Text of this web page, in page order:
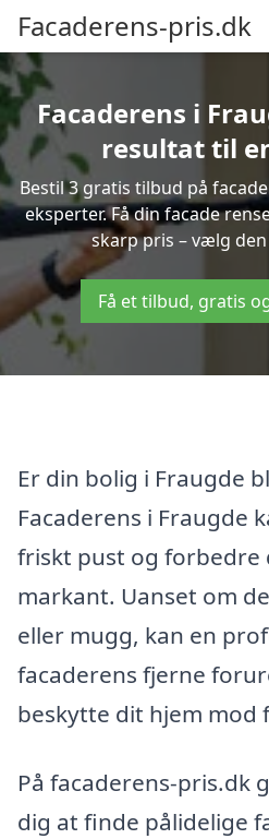
Facaderens-pris.dk
Facaderens i
resultat til
Bestil 3 gratis tilbud på
eksperter. Få din facade
skarp pris – vælg
Få et tilbud, gratis
Er din bolig i Fraugde
Facaderens i Fraugde
friskt pust og forbedre
markant. Uanset om
eller mugg, kan en
facaderens fjerne
beskytte dit hjem mod
På facaderens-pris.dk
dig at finde pålidelige